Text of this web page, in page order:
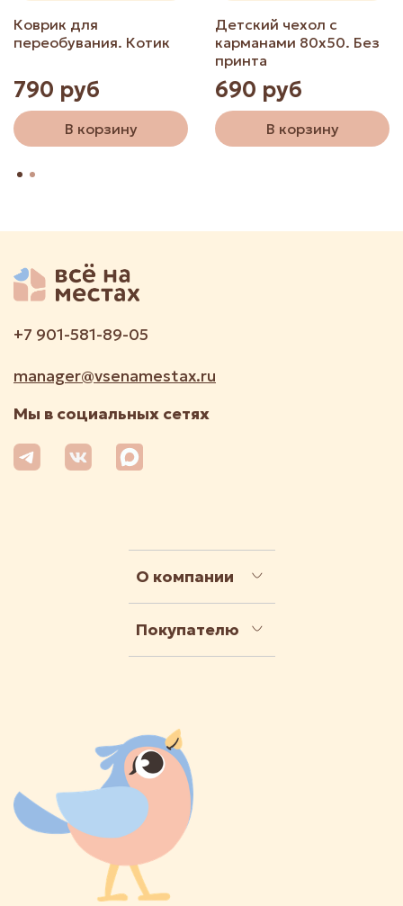
Коврик для
переобувания. Котик
790 руб
В корзину
Детский чехол с
карманами 80х50. Без
принта
690 руб
В корзину
О компании
Покупателю
+7 901-581-89-05
manager@vsenamestax.ru
Мы в социальных сетях